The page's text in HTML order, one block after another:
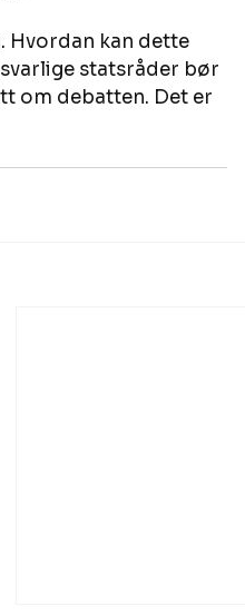
Hvordan kan dette
statsråder bør
om debatten. Det er